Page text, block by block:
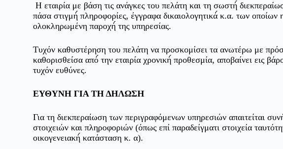
Η εταιρία με βάση τις ανάγκες του πελάτη και τη σωστή́
πάσα στιγμή́ πληροφορίες, έγγραφα δικαιολογητικά́ κ.α. των οποίων
ολοκληρωμένη παροχή́ της υπηρεσίας.
Τυχόν καθυστέρηση του πελάτη να προσκομίσει τα ανωτέρω με
καθορισθείσα από́ την εταιρία χρονική́ προθεσμία, αποβαίνει εις
τυχόν ευθύνες.
ΕΥΘΥΝΗ ΓΙΑ ΤΗ ΔΗΛΩΣΗ
Για τη διεκπεραίωση των περιγραφόμενων υπηρεσιών απαιτείται
στοιχειών και πληροφοριών (όπως επί παραδείγματι στοιχεία
οικογενειακή́ κατάσταση κ. α).